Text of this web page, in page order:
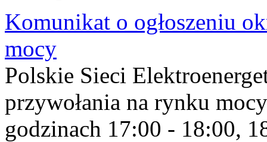
Komunikat o ogłoszeniu
mocy
Polskie Sieci
przywołania na rynku
godzinach 17:00 - 18:00,